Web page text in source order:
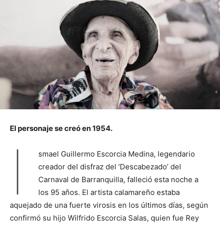
El personaje se creó en 1954.
I
smael Guillermo Escorcia Medina, legendario
creador del disfraz del ‘Descabezado’ del
Carnaval de Barranquilla, falleció esta noche a
los 95 años. El artista calamareño estaba
aquejado de una fuerte virosis en los últimos días, según
confirmó su hijo Wilfrido Escorcia Salas, quien fue Rey